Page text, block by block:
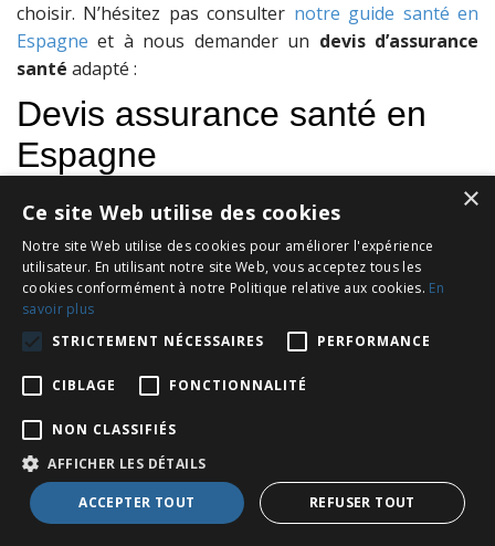
choisir. N’hésitez pas consulter notre guide santé en
Espagne et à nous demander un devis d’assurance
santé adapté :
×
Ce site Web utilise des cookies
Notre site Web utilise des cookies pour améliorer l'expérience
utilisateur. En utilisant notre site Web, vous acceptez tous les
cookies conformément à notre Politique relative aux cookies. En
savoir plus
STRICTEMENT NÉCESSAIRES
PERFORMANCE
CIBLAGE FONCTIONNALITÉ
NON CLASSIFIÉS
AFFICHER LES DÉTAILS
ACCEPTER TOUT REFUSER TOUT